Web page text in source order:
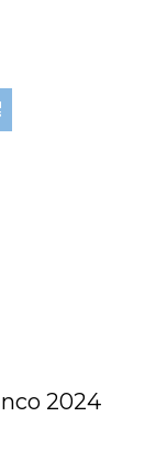
2024